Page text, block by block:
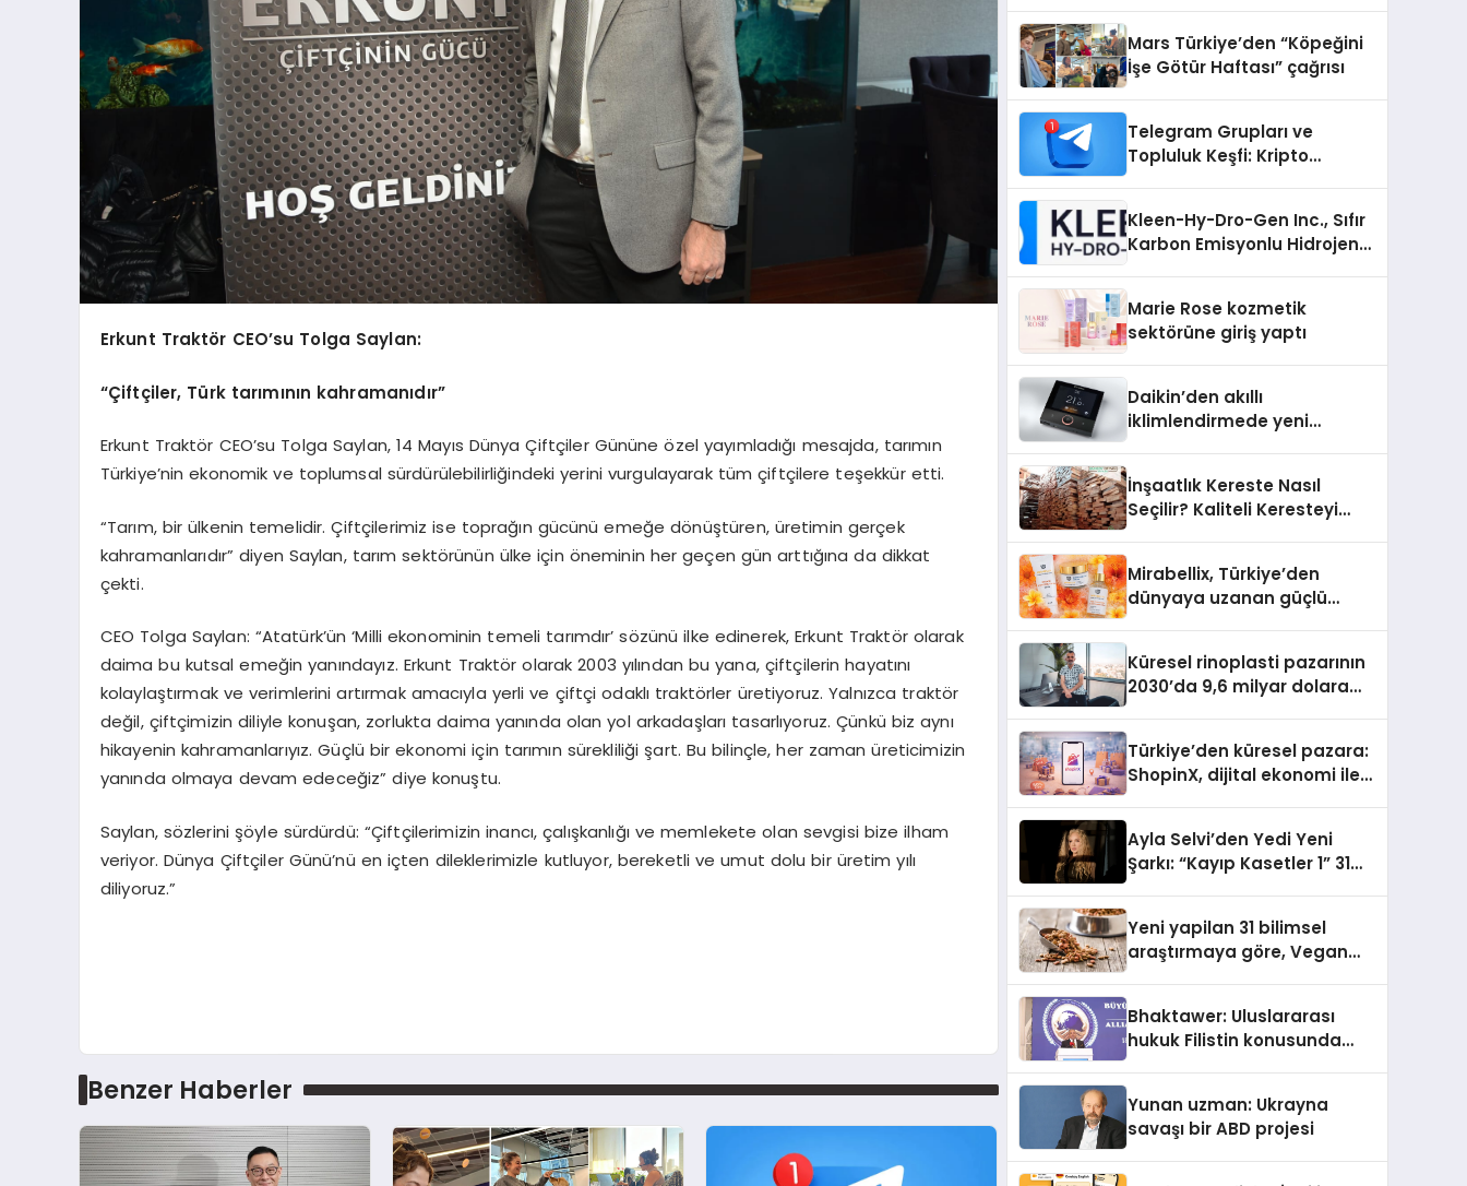
Erkunt Traktör CEO’su Tolga Saylan:
“Çiftçiler, Türk tarımının kahramanıdır”
Erkunt Traktör CEO’su Tolga Saylan, 14 Mayıs Dünya Çiftçiler Gününe özel yayımladığı mesajda, tarımın
Türkiye’nin ekonomik ve toplumsal sürdürülebilirliğindeki yerini vurgulayarak tüm çiftçilere teşekkür etti.
“Tarım, bir ülkenin temelidir. Çiftçilerimiz ise toprağın gücünü emeğe dönüştüren, üretimin gerçek
kahramanlarıdır” diyen Saylan, tarım sektörünün ülke için öneminin her geçen gün arttığına da dikkat
çekti.
CEO Tolga Saylan: “Atatürk’ün ‘Milli ekonominin temeli tarımdır’ sözünü ilke edinerek, Erkunt Traktör olarak
daima bu kutsal emeğin yanındayız. Erkunt Traktör olarak 2003 yılından bu yana, çiftçilerin hayatını
kolaylaştırmak ve verimlerini artırmak amacıyla yerli ve çiftçi odaklı traktörler üretiyoruz. Yalnızca traktör
değil, çiftçimizin diliyle konuşan, zorlukta daima yanında olan yol arkadaşları tasarlıyoruz. Çünkü biz aynı
hikayenin kahramanlarıyız. Güçlü bir ekonomi için tarımın sürekliliği şart. Bu bilinçle, her zaman üreticimizin
yanında olmaya devam edeceğiz” diye konuştu.
Saylan, sözlerini şöyle sürdürdü: “Çiftçilerimizin inancı, çalışkanlığı ve memlekete olan sevgisi bize ilham
veriyor. Dünya Çiftçiler Günü’nü en içten dileklerimizle kutluyor, bereketli ve umut dolu bir üretim yılı
diliyoruz.”
Benzer Haberler
Mars Türkiye’den “Köpeğini
İşe Götür Haftası” çağrısı
Telegram Grupları ve
Topluluk Keşfi: Kripto
Kleen-Hy-Dro-Gen Inc., Sıfır
Karbon Emisyonlu Hidrojen
Aldı
Marie Rose kozmetik
sektörüne giriş yaptı
Daikin’den akıllı
iklimlendirmede yeni
İnşaatlık Kereste Nasıl
Seçilir? Kaliteli Keresteyi
Mirabellix, Türkiye’den
dünyaya uzanan güçlü
Küresel rinoplasti pazarının
2030’da 9,6 milyar dolara
Türkiye’den küresel pazara:
ShopinX, dijital ekonomi ile
Ayla Selvi’den Yedi Yeni
Şarkı: “Kayıp Kasetler 1” 31
Yeni yapilan 31 bilimsel
araştırmaya göre, Vegan
Sindirildiğini Ortaya Koydu
Bhaktawer: Uluslararası
hukuk Filistin konusunda
Yunan uzman: Ukrayna
savaşı bir ABD projesi